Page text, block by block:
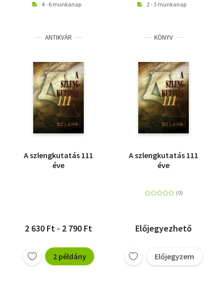
4 - 6 munkanap 2 - 3 munkanap
ANTIKVÁR
A szlengkutatás 111
éve
2 630 Ft - 2 790 Ft
2 példány
KÖNYV
A szlengkutatás 111
éve
Előjegyezhető
Előjegyzem